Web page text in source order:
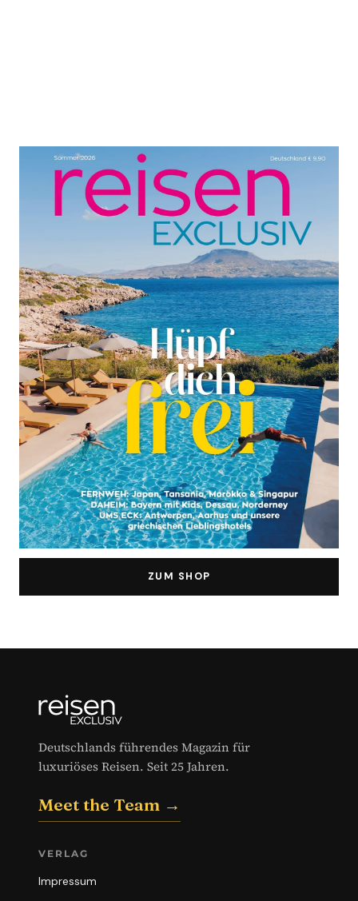
ZUM SHOP
Deutschlands führendes Magazin für
luxuriöses Reisen. Seit 25 Jahren.
Meet the Team →
VERLAG
Impressum